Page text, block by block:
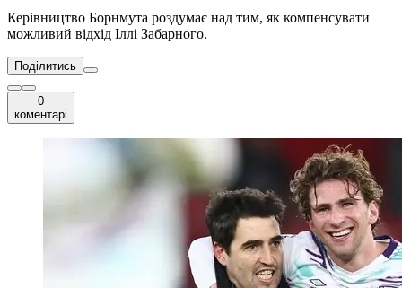
Керівництво Борнмута роздумає над тим, як компенсувати
можливий відхід Іллі Забарного.
Поділитись
0
коментарі